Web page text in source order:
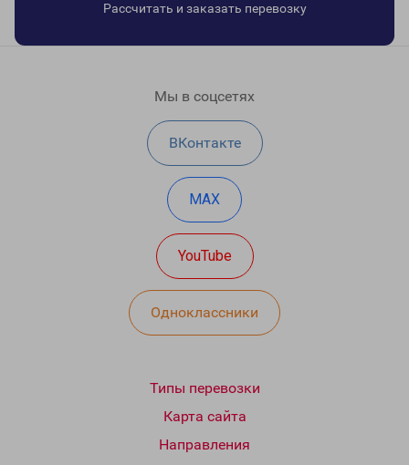
Рассчитать и заказать перевозку
Мы в соцсетях
ВКонтакте
MAX
YouTube
Одноклассники
Типы перевозки
Карта сайта
Направления